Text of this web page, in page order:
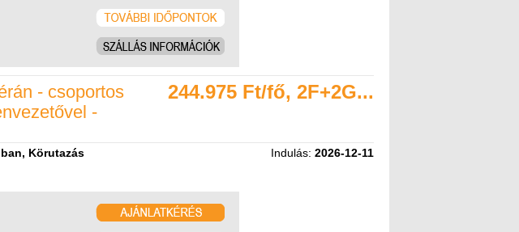
- csoportos
-
244.975 Ft/fő, 2F+2G...
Körutazás
Indulás: 2026-12-11